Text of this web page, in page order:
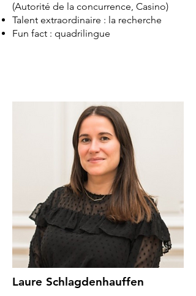
(Autorité de la concurrence, Casino)
Talent extraordinaire : la recherche
Fun fact : quadrilingue
Laure Schlagdenhauffen